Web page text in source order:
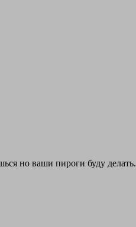
но ваши пироги буду делать.